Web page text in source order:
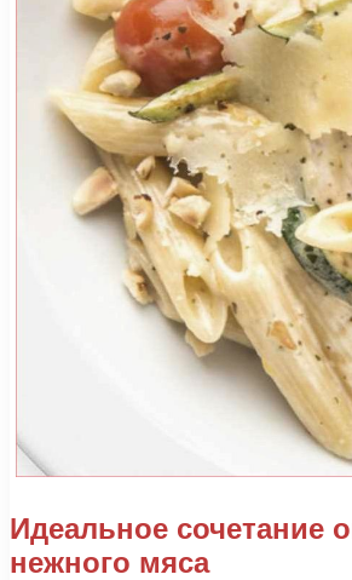
Идеальное сочетание
нежного мяса